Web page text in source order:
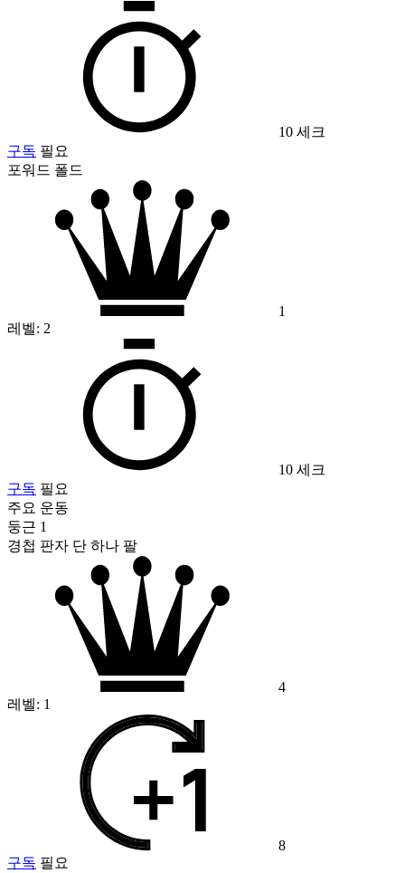
10 세크
구독 필요
포워드 폴드
1
레벨: 2
10 세크
구독 필요
주요 운동
둥근 1
경첩 판자 단 하나 팔
4
레벨: 1
8
구독 필요